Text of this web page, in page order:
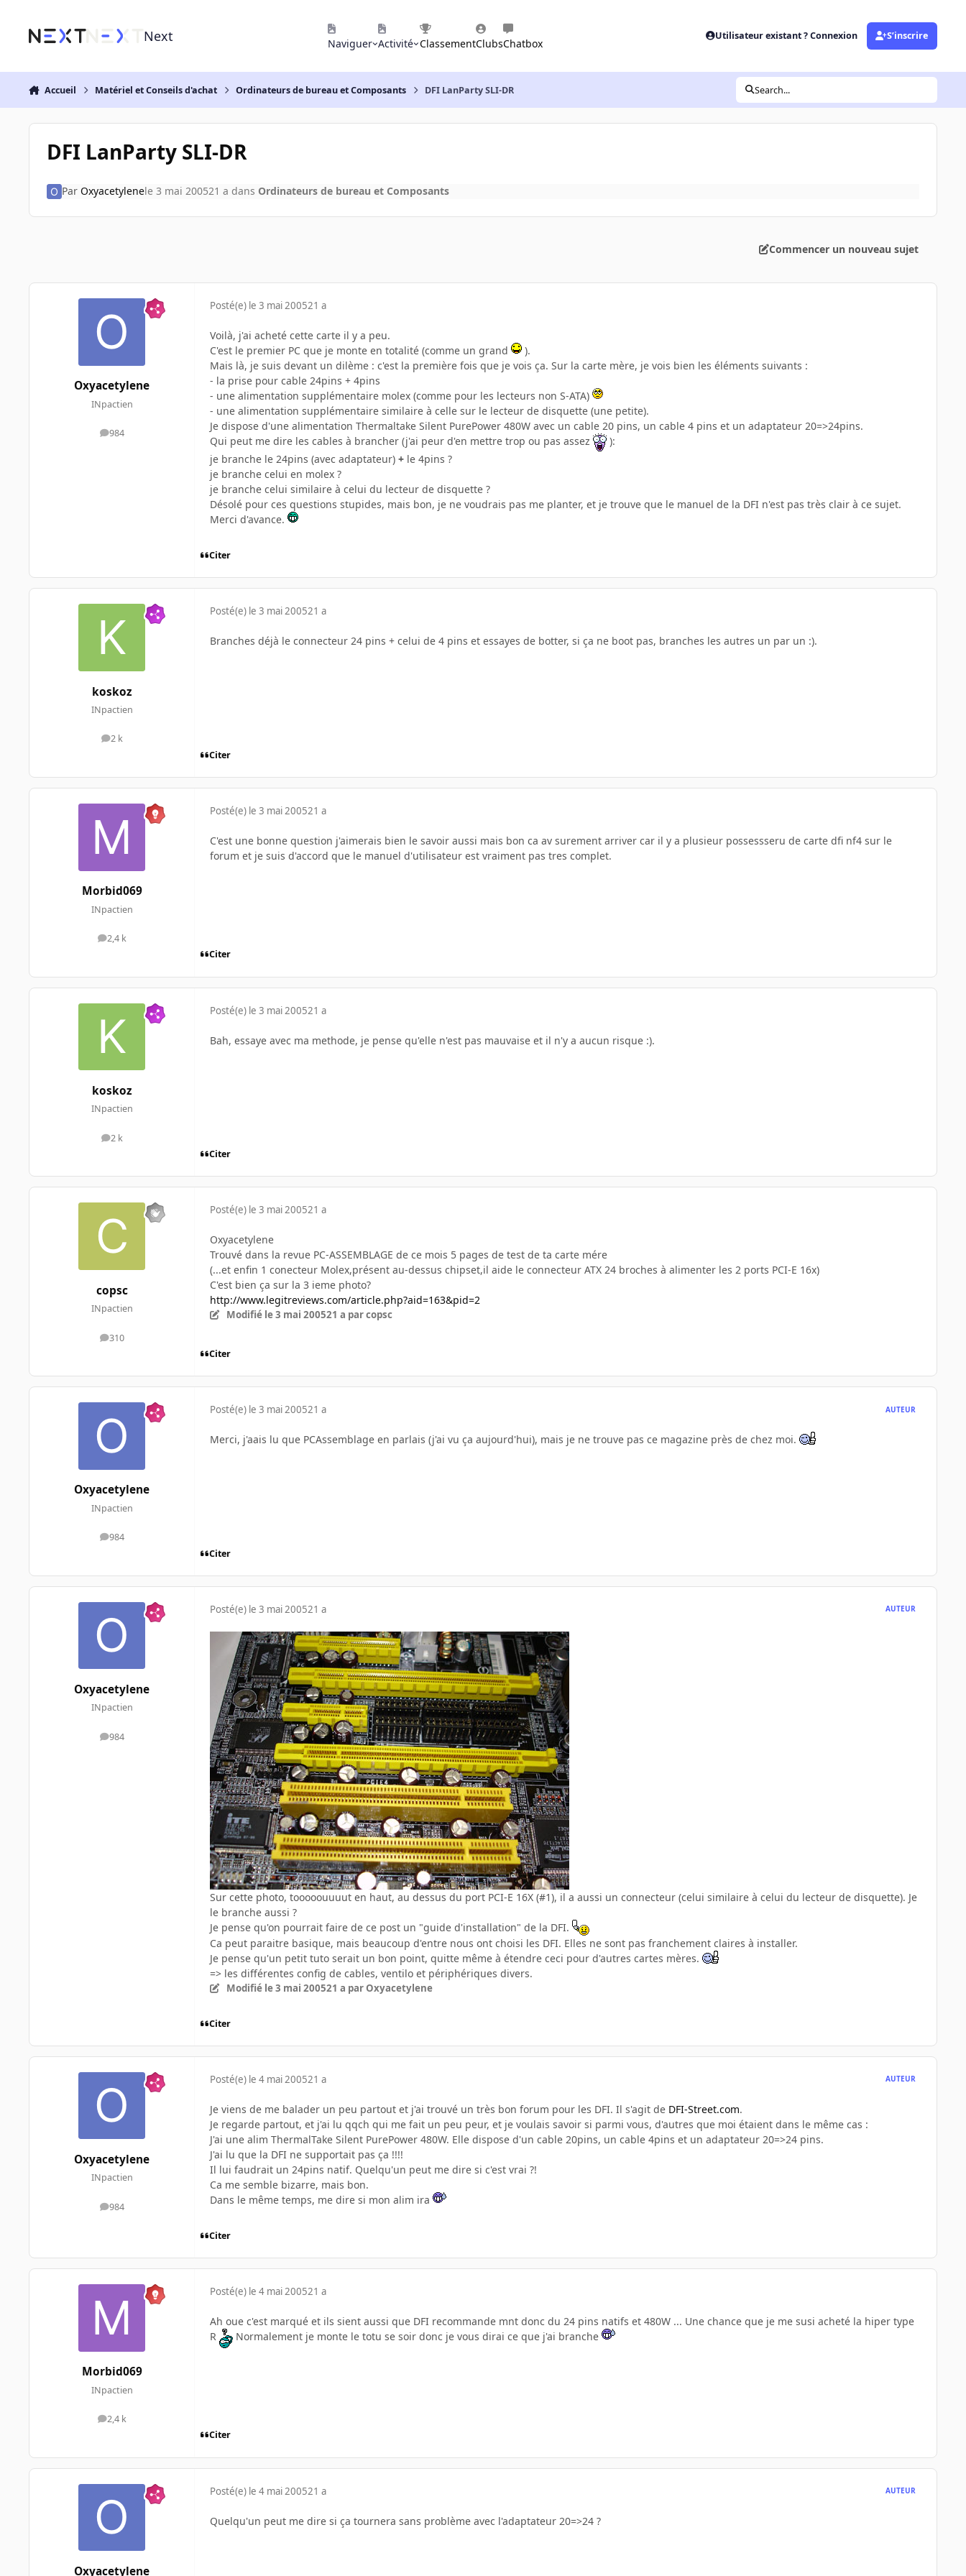
Next Naviguer Activité ClassementClubsChatbox
Utilisateur existant ? Connexion S’inscrire
Accueil Matériel et Conseils d'achat Ordinateurs de bureau et Composants DFI LanParty SLI-DR Search...
DFI LanParty SLI-DR
Par Oxyacetylenele 3 mai 200521 a dans Ordinateurs de bureau et Composants
Commencer un nouveau sujet
Oxyacetylene
INpactien
984
messages
Posté(e) le 3 mai 200521 a
Voilà, j'ai acheté cette carte il y a peu.
C'est le premier PC que je monte en totalité (comme un grand
).
Mais là, je suis devant un dilème : c'est la première fois que je vois ça. Sur la carte mère, je vois bien les éléments suivants :
- la prise pour cable 24pins + 4pins
- une alimentation supplémentaire molex (comme pour les lecteurs non S-ATA)
- une alimentation supplémentaire similaire à celle sur le lecteur de disquette (une petite).
Je dispose d'une alimentation Thermaltake Silent PurePower 480W avec un cable 20 pins, un cable 4 pins et un adaptateur 20=>24pins.
Qui peut me dire les cables à brancher (j'ai peur d'en mettre trop ou pas assez
):
je branche le 24pins (avec adaptateur) + le 4pins ?
je branche celui en molex ?
je branche celui similaire à celui du lecteur de disquette ?
Désolé pour ces questions stupides, mais bon, je ne voudrais pas me planter, et je trouve que le manuel de la DFI n'est pas très clair à ce sujet.
Merci d'avance.
Citer
koskoz
INpactien
2 k
messages
Posté(e) le 3 mai 200521 a
Branches déjà le connecteur 24 pins + celui de 4 pins et essayes de botter, si ça ne boot pas, branches les autres un par un :).
Citer
Morbid069
INpactien
2,4 k
messages
Posté(e) le 3 mai 200521 a
C'est une bonne question j'aimerais bien le savoir aussi mais bon ca av surement arriver car il y a plusieur possessseru de carte dfi nf4 sur le
forum et je suis d'accord que le manuel d'utilisateur est vraiment pas tres complet.
Citer
koskoz
INpactien
2 k
messages
Posté(e) le 3 mai 200521 a
Bah, essaye avec ma methode, je pense qu'elle n'est pas mauvaise et il n'y a aucun risque :).
Citer
copsc
INpactien
310
messages
Posté(e) le 3 mai 200521 a
Oxyacetylene
Trouvé dans la revue PC-ASSEMBLAGE de ce mois 5 pages de test de ta carte mére
(...et enfin 1 conecteur Molex,présent au-dessus chipset,il aide le connecteur ATX 24 broches à alimenter les 2 ports PCI-E 16x)
C'est bien ça sur la 3 ieme photo?
http://www.legitreviews.com/article.php?aid=163&pid=2
Modifié le 3 mai 200521 a par copsc
Citer
Oxyacetylene
INpactien
984
messages
Posté(e) le 3 mai 200521 a AUTEUR
Merci, j'aais lu que PCAssemblage en parlais (j'ai vu ça aujourd'hui), mais je ne trouve pas ce magazine près de chez moi.
Citer
Oxyacetylene
INpactien
984
messages
Posté(e) le 3 mai 200521 a AUTEUR
Sur cette photo, tooooouuuut en haut, au dessus du port PCI-E 16X (#1), il a aussi un connecteur (celui similaire à celui du lecteur de disquette). Je
le branche aussi ?
Je pense qu'on pourrait faire de ce post un "guide d'installation" de la DFI.
Ca peut paraitre basique, mais beaucoup d'entre nous ont choisi les DFI. Elles ne sont pas franchement claires à installer.
Je pense qu'un petit tuto serait un bon point, quitte même à étendre ceci pour d'autres cartes mères.
=> les différentes config de cables, ventilo et périphériques divers.
Modifié le 3 mai 200521 a par Oxyacetylene
Citer
Oxyacetylene
INpactien
984
messages
Posté(e) le 4 mai 200521 a AUTEUR
Je viens de me balader un peu partout et j'ai trouvé un très bon forum pour les DFI. Il s'agit de DFI-Street.com.
Je regarde partout, et j'ai lu qqch qui me fait un peu peur, et je voulais savoir si parmi vous, d'autres que moi étaient dans le même cas :
J'ai une alim ThermalTake Silent PurePower 480W. Elle dispose d'un cable 20pins, un cable 4pins et un adaptateur 20=>24 pins.
J'ai lu que la DFI ne supportait pas ça !!!!
Il lui faudrait un 24pins natif. Quelqu'un peut me dire si c'est vrai ?!
Ca me semble bizarre, mais bon.
Dans le même temps, me dire si mon alim ira
Citer
Morbid069
INpactien
2,4 k
messages
Posté(e) le 4 mai 200521 a
Ah oue c'est marqué et ils sient aussi que DFI recommande mnt donc du 24 pins natifs et 480W ... Une chance que je me susi acheté la hiper type
R
Normalement je monte le totu se soir donc je vous dirai ce que j'ai branche
Citer
Oxyacetylene
Posté(e) le 4 mai 200521 a AUTEUR
Quelqu'un peut me dire si ça tournera sans problème avec l'adaptateur 20=>24 ?